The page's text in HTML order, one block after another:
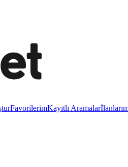
FavorilerimKayıtlı Aramalar